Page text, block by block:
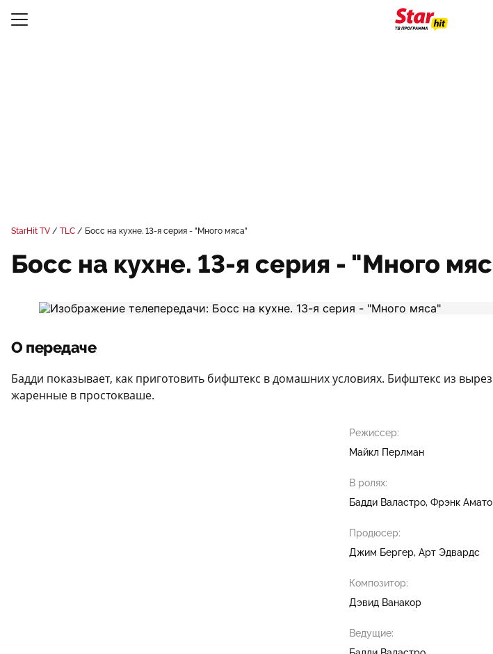
StarHit TV TLC Босс на кухне. 13-я серия - "Много мяса"
Босс на кухне. 13-я серия - "Много
О передаче
Бадди показывает, как приготовить бифштекс в домашних условиях. Бифштекс из
жаренные в простокваше.
Режиссер:
Майкл Перлман
В ролях:
Бадди Валастро Фрэнк
Продюсер:
Джим Бергер Арт Эдвардс
Композитор:
Дэвид Ванакор
Ведущие: